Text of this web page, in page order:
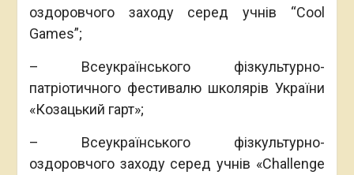
оздоровчого заходу серед учнів “Cool
Games”;
– Всеукраїнського фізкультурно-
патріотичного фестивалю школярів України
«Козацький гарт»;
– Всеукраїнського фізкультурно-
оздоровчого заходу серед учнів «Challenge